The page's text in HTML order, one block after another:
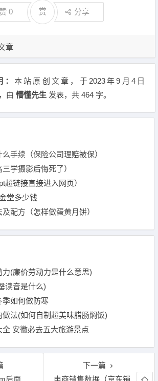
赞0 赏 分享
章
： 本站原创文章，于2023年9月4日
，由懵懂先生 发表，共 464 字。
手续（保险公司理赔被保）
学摄影后悔死了）
超链接直接进入网页）
堂多少钱
配方（怎样做蛋黄月饼）
(廉价劳动力是什么意思)
读音是什么)
季如何做防寒
做法(如何自制超美味腊肠焖饭)
全 安徽必去五大旅游景点
接什么
下一篇
电商销售数据（京东销售数据在哪里看）